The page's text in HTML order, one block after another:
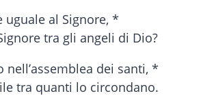
uguale al Signore, *
tra gli angeli di Dio?
nell’assemblea dei santi, *
tra quanti lo circondano.